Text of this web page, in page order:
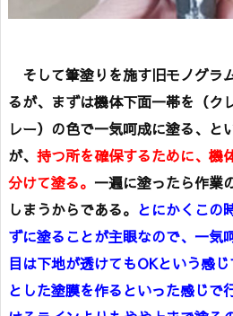
そして筆塗りを施す旧モノグラ
るが、まずは機体下面一帯を（ク
レー）の色で一気呵成に塗る、と
が、 持つ所を確保するために、機
分けて塗る。 一遍に塗ったら作業
しまうからである。 とにかくこの
ずに塗ることが主眼なので、一気
目は下地が透けてもOKという感
とした塗膜を作るといった感じで